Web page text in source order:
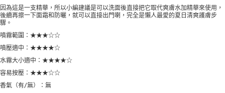
因為這是一支精華，所以小編建議是可以洗面後直接把它取代爽膚水加精華來使用，
後續再擦一下面霜和防曬，就可以直接出門喇，完全是懶人最愛的夏日清爽護膚步
驟。
噴霧範圍：★★★☆☆
噴壓適中：★★★★☆
水霧大小適中：★★★★☆
容易按壓：★★★☆☆
香氣（有/無）：無